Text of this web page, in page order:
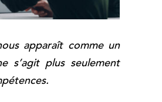
apparaît comme un
s’agit plus seulement